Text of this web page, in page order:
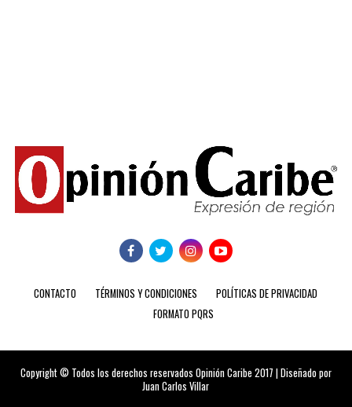
CONTACTO TÉRMINOS Y CONDICIONES
POLÍTICAS DE PRIVACIDAD
FORMATO PQRS
Copyright © Todos los derechos reservados Opinión Caribe 2017 | Diseñado por
Juan Carlos Villar